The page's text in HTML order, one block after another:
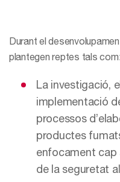
Durant el
plantegen reptes tals com:
La investigació,
implementació
processos
productes
enfocament cap
de la seguretat